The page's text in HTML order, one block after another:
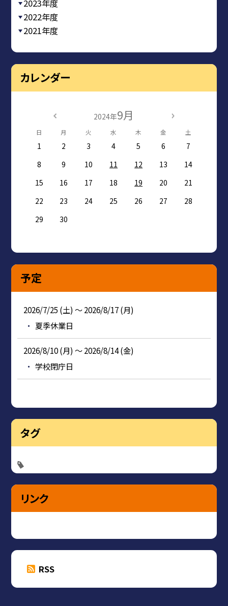
2023年度
2022年度
2021年度
カレンダー
2024年9月
日 月 火 水 木 金 土
1 2 3 4 5 6
7
8
9 10 11 12 13
14
15
16 17 18 19 20
21
22
23 24 25 26 27
28
29
30
予定
2026/7/25 (土) ～ 2026/8/17 (月)
夏季休業日
2026/8/10 (月) ～ 2026/8/14 (金)
学校閉庁日
タグ
リンク
RSS